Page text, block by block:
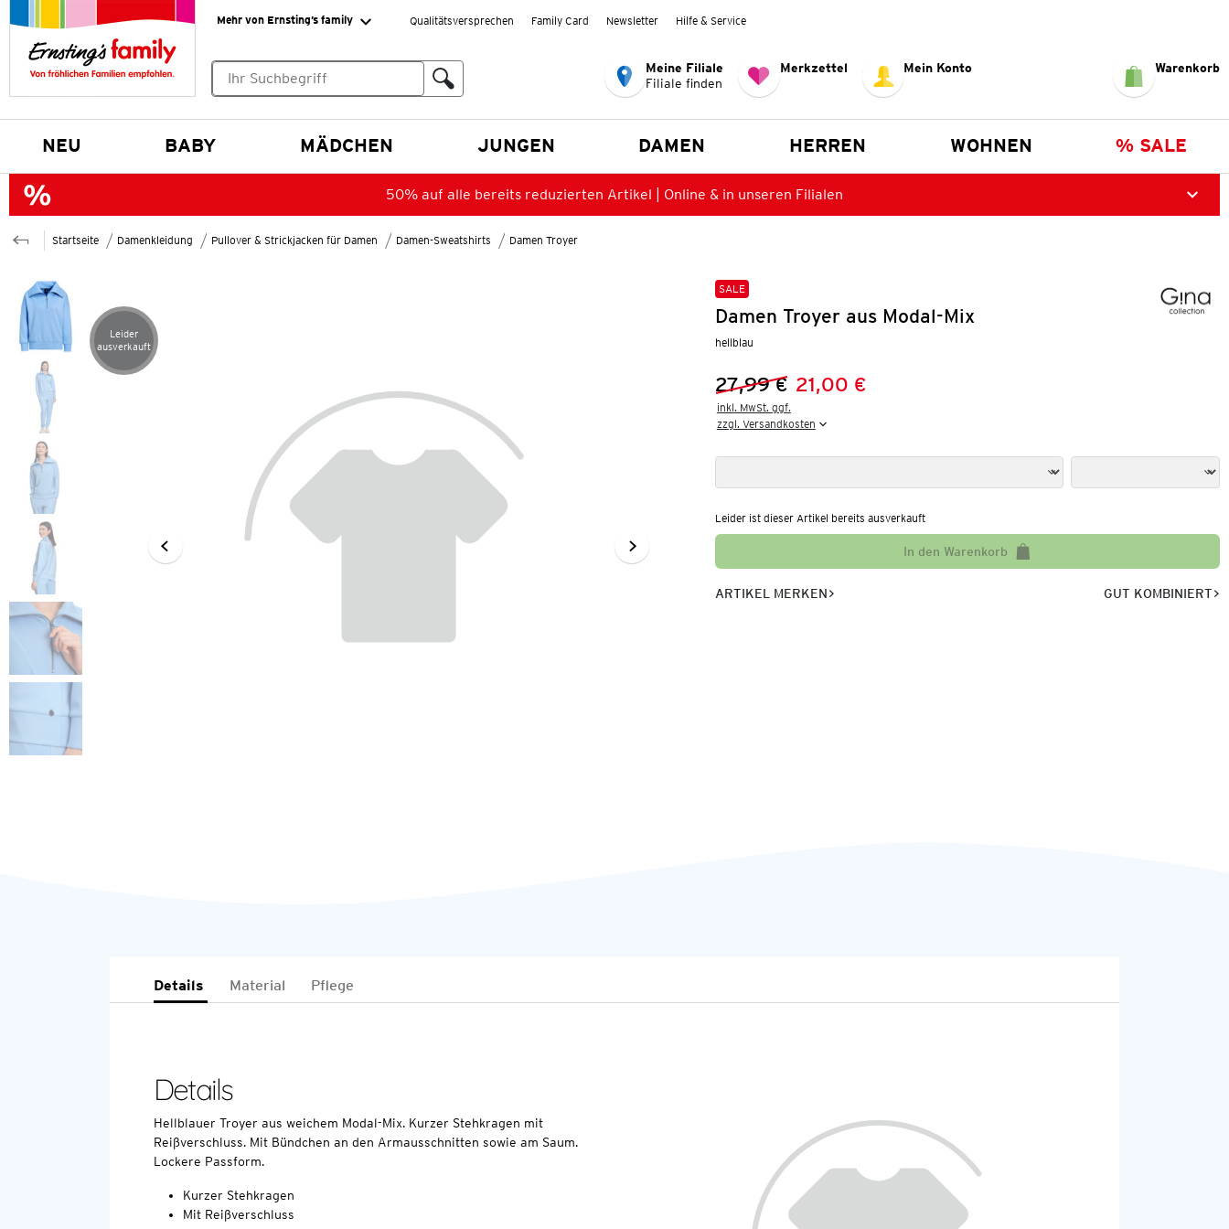
Mehr von Ernsting’s family Qualitätsversprechen Family Card Newsletter Hilfe & Service
Meine Filiale
Filiale finden
Merkzettel Mein Konto Warenkorb
NEU BABY MÄDCHEN JUNGEN DAMEN HERREN WOHNEN % SALE
50% auf alle bereits reduzierten Artikel | Online & in unseren Filialen
Startseite Damenkleidung Pullover & Strickjacken für Damen Damen-Sweatshirts Damen Troyer
Artikel leider ausverkauft
Leider
ausverkauft
SALE
Damen Troyer aus Modal-Mix
hellblau
Vorheriger Preis:
27,99 €
Neuer Preis:21,00 €
inkl. MwSt. ggf.
zzgl. Versandkosten
Leider ist dieser Artikel bereits ausverkauft
In den Warenkorb
ARTIKEL MERKEN GUT KOMBINIERT
Details Material Pflege
Details
Hellblauer Troyer aus weichem Modal-Mix. Kurzer Stehkragen mit
Reißverschluss. Mit Bündchen an den Armausschnitten sowie am Saum.
Lockere Passform.
Kurzer Stehkragen
Mit Reißverschluss